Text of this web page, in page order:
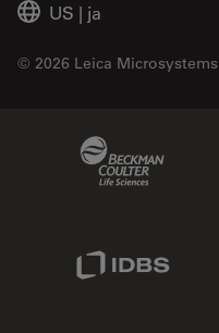
US | ja
© 2026 Leica Microsystems